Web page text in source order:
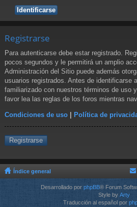
Registrarse
Para autenticarse debe estar registrado.
pocos segundos y le permitirá un amplio
Administración del Sitio puede además
usuarios registrados. Antes de identificarse
familiarizado con nuestros términos de uso
favor lea las reglas de los foros mientras
Condiciones de uso | Política de
Registrarse
Índice general
Desarrollado por phpBB® Forum
Style by Arty
Traducción al español por